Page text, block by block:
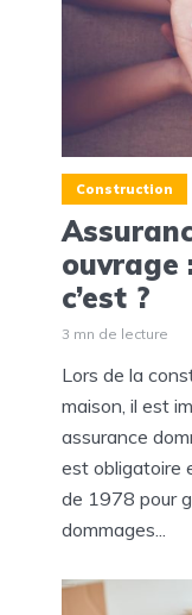
Construction
ouvrage
c’est ?
3 mn de lecture
Lors de la
maison, il est
assurance
est obligatoire
de 1978 pour
dommages...